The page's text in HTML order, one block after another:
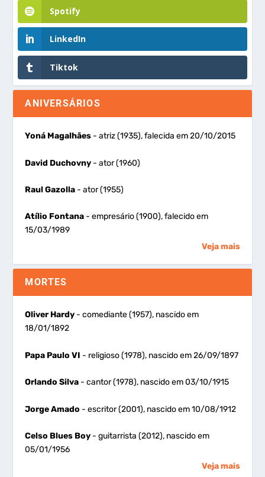
Spotify
LinkedIn
Tiktok
ANIVERSÁRIOS
Yoná Magalhães - atriz (1935), falecida em 20/10/2015
David Duchovny - ator (1960)
Raul Gazolla - ator (1955)
Atílio Fontana - empresário (1900), falecido em
15/03/1989
Veja mais
MORTES
Oliver Hardy - comediante (1957), nascido em
18/01/1892
Papa Paulo VI - religioso (1978), nascido em 26/09/1897
Orlando Silva - cantor (1978), nascido em 03/10/1915
Jorge Amado - escritor (2001), nascido em 10/08/1912
Celso Blues Boy - guitarrista (2012), nascido em
05/01/1956
Veja mais